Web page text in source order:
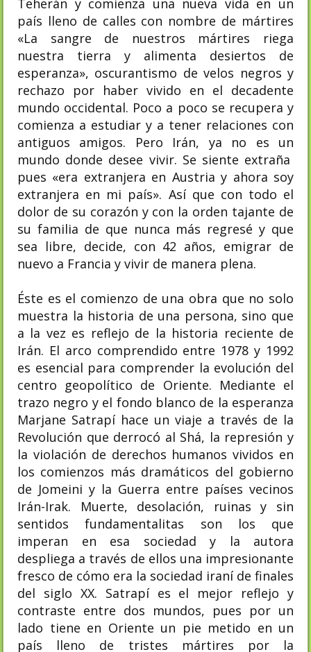
Teherán y comienza una nueva vida en un
país lleno de calles con nombre de mártires
«La sangre de nuestros mártires riega
nuestra tierra y alimenta desiertos de
esperanza», oscurantismo de velos negros y
rechazo por haber vivido en el decadente
mundo occidental. Poco a poco se recupera y
comienza a estudiar y a tener relaciones con
antiguos amigos. Pero Irán, ya no es un
mundo donde desee vivir. Se siente extraña
pues «era extranjera en Austria y ahora soy
extranjera en mi país». Así que con todo el
dolor de su corazón y con la orden tajante de
su familia de que nunca más regresé y que
sea libre, decide, con 42 años, emigrar de
nuevo a Francia y vivir de manera plena.
Éste es el comienzo de una obra que no solo
muestra la historia de una persona, sino que
a la vez es reflejo de la historia reciente de
Irán. El arco comprendido entre 1978 y 1992
es esencial para comprender la evolución del
centro geopolítico de Oriente. Mediante el
trazo negro y el fondo blanco de la esperanza
Marjane Satrapí hace un viaje a través de la
Revolución que derrocó al Shá, la represión y
la violación de derechos humanos vividos en
los comienzos más dramáticos del gobierno
de Jomeini y la Guerra entre países vecinos
Irán-Irak. Muerte, desolación, ruinas y sin
sentidos fundamentalitas son los que
imperan en esa sociedad y la autora
despliega a través de ellos una impresionante
fresco de cómo era la sociedad iraní de finales
del siglo XX. Satrapí es el mejor reflejo y
contraste entre dos mundos, pues por un
lado tiene en Oriente un pie metido en un
país lleno de tristes mártires por la